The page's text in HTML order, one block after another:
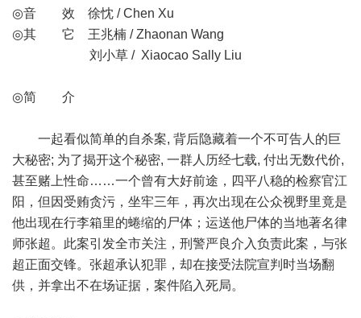
◎音 效 徐忱 / Chen Xu
◎其 它 王兆楠 / Zhaonan Wang
刘小草 / Xiaocao Sally Liu
◎简 介
一起看似简单的自杀案, 背后隐藏着一个不可告人的巨
大秘密; 为了揭开这个秘密, 一群人历经七载, 付出无数代价,
甚至赌上性命……一个曾有大好前途，四平八稳的检察官江
阳，但因受贿贪污，坐牢三年，再次出现在公众视野里竟是
他出现在行李箱里的蜷缩的尸体；运送他尸体的当地著名律
师张超。此案引发全市关注，刑警严良介入负责此案，与张
超正面交锋。张超承认犯罪，却在接受法院宣判时当场翻
供，并拿出不在场证据，案件陷入死局。